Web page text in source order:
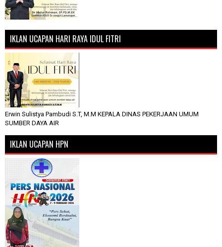
IKLAN UCAPAN HARI RAYA IDUL FITRI
Erwin Sulistya Pambudi S.T, M.M KEPALA DINAS PEKERJAAN UMUM
SUMBER DAYA AIR
IKLAN UCAPAN HPN